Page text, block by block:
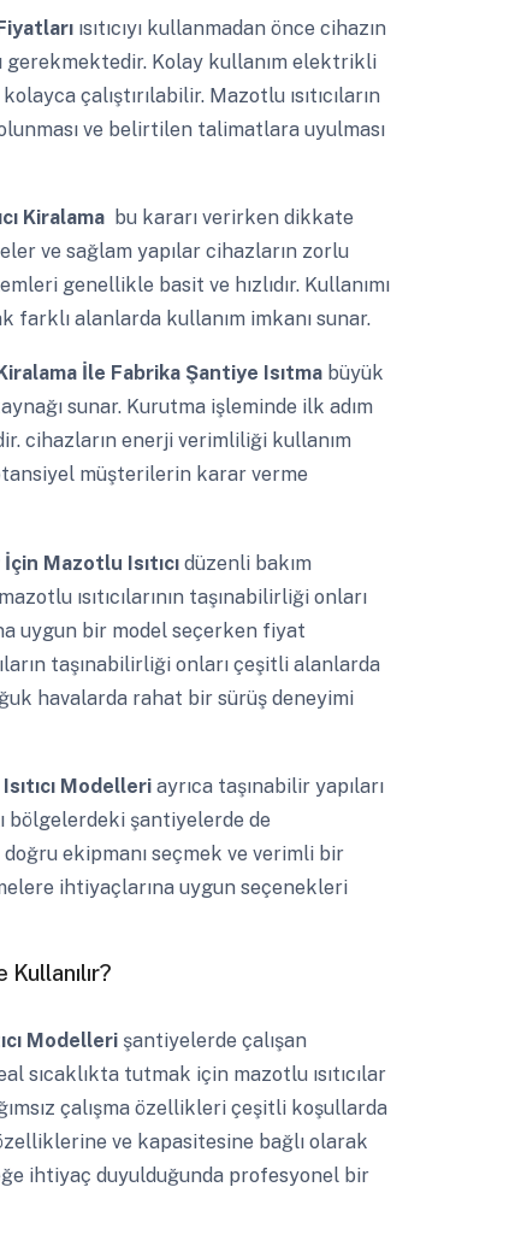
ısıtıcıyı kullanmadan önce cihazın
gerekmektedir. Kolay kullanım elektrikli
çalıştırılabilir. Mazotlu ısıtıcıların
ve belirtilen talimatlara uyulması
Kiralama bu kararı verirken dikkate
ve sağlam yapılar cihazların zorlu
genellikle basit ve hızlıdır. Kullanımı
farklı alanlarda kullanım imkanı sunar.
İle Fabrika Şantiye Isıtma büyük
sunar. Kurutma işleminde ilk adım
cihazların enerji verimliliği kullanım
müşterilerin karar verme
Mazotlu Isıtıcı düzenli bakım
ısıtıcılarının taşınabilirliği onları
uygun bir model seçerken fiyat
taşınabilirliği onları çeşitli alanlarda
havalarda rahat bir sürüş deneyimi
Modelleri ayrıca taşınabilir yapıları
bölgelerdeki şantiyelerde de
ekipmanı seçmek ve verimli bir
ihtiyaçlarına uygun seçenekleri
Modelleri şantiyelerde çalışan
sıcaklıkta tutmak için mazotlu ısıtıcılar
çalışma özellikleri çeşitli koşullarda
ve kapasitesine bağlı olarak
ihtiyaç duyulduğunda profesyonel bir